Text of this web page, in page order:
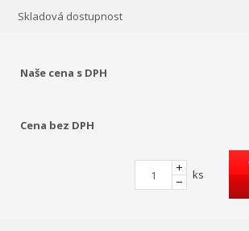
Skladová dostupnost
Naše cena s DPH
Cena bez DPH
ks